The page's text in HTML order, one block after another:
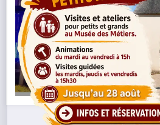
24/10/2025 Betty Betty
Lavion, Little Atlantique Brewery,
Soirée,Sortie
Lire la suite